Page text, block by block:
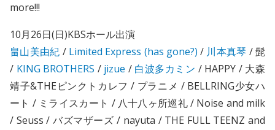
more!!!
10月26日(日)KBSホール出演
畠山美由紀 / Limited Express (has gone?) / 川本真琴 / 髭
/ KING BROTHERS / jizue / 白波多カミン / HAPPY / 大森
靖子&THEピンクトカレフ / プラニメ / BELLRING少女ハ
ート / ミライスカート / 八十八ヶ所巡礼 / Noise and milk
/ Seuss / バズマザーズ / nayuta / THE FULL TEENZ and